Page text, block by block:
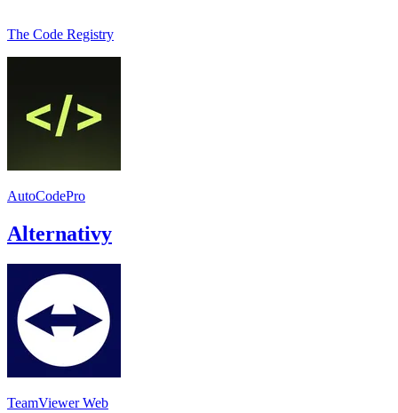
The Code Registry
AutoCodePro
Alternativy
TeamViewer Web